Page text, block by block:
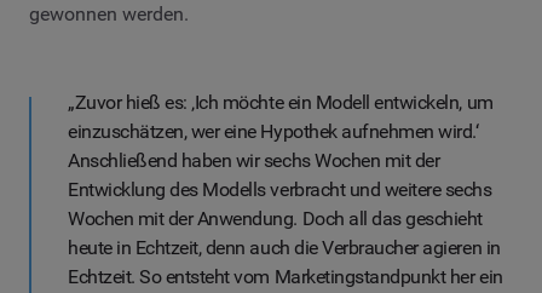
gewonnen werden.
„Zuvor hieß es: ‚Ich möchte ein Modell entwickeln, um
einzuschätzen, wer eine Hypothek aufnehmen wird.‘
Anschließend haben wir sechs Wochen mit der
Entwicklung des Modells verbracht und weitere sechs
Wochen mit der Anwendung. Doch all das geschieht
heute in Echtzeit, denn auch die Verbraucher agieren in
Echtzeit. So entsteht vom Marketingstandpunkt her ein